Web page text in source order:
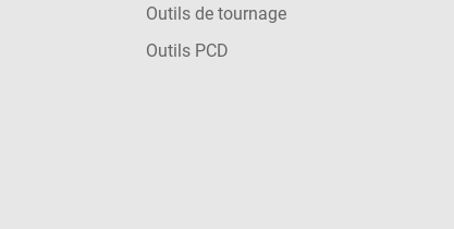
Outils de tournage
Outils PCD